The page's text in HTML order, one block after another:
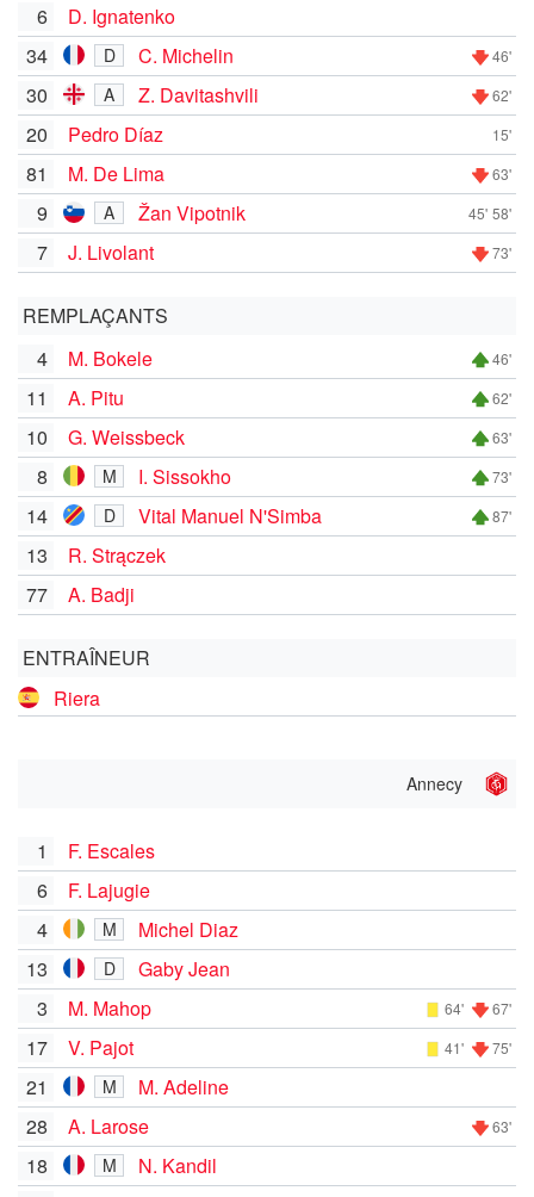
6
D. Ignatenko
34
D C. Michelin 46'
30 A Z. Davitashvili 62'
20 Pedro Díaz 15'
81 M. De Lima 63'
9 A Žan Vipotnik 45' 58'
7 J. Livolant 73'
REMPLAÇANTS
4
M. Bokele 46'
11 A. Pitu 62'
10 G. Weissbeck 63'
8 M I. Sissokho 73'
14 D Vital Manuel N'Simba 87'
13
R. Strączek
77
A. Badji
ENTRAÎNEUR
Riera
Annecy
1
F. Escales
6
F. Lajugie
4
M
Michel Diaz
13
D
Gaby Jean
3
M. Mahop 64' 67'
17 V. Pajot 41' 75'
21 M
M. Adeline
28
A. Larose 63'
18 M
N. Kandil